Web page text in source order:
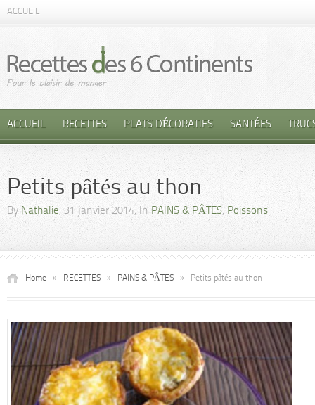
ACCUEIL
ACCUEIL RECETTES PLATS DÉCORATIFS SANTÉES
Petits pâtés au thon
By Nathalie, 31 janvier 2014, In PAINS & PÂTES, Poissons
Home » RECETTES » PAINS & PÂTES » Petits pâtés au thon